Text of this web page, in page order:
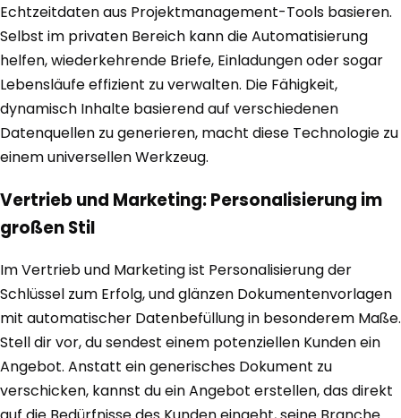
Echtzeitdaten aus Projektmanagement-Tools basieren.
Selbst im privaten Bereich kann die Automatisierung
helfen, wiederkehrende Briefe, Einladungen oder sogar
Lebensläufe effizient zu verwalten. Die Fähigkeit,
dynamisch Inhalte basierend auf verschiedenen
Datenquellen zu generieren, macht diese Technologie zu
einem universellen Werkzeug.
Vertrieb und Marketing: Personalisierung im
großen Stil
Im Vertrieb und Marketing ist Personalisierung der
Schlüssel zum Erfolg, und glänzen Dokumentenvorlagen
mit automatischer Datenbefüllung in besonderem Maße.
Stell dir vor, du sendest einem potenziellen Kunden ein
Angebot. Anstatt ein generisches Dokument zu
verschicken, kannst du ein Angebot erstellen, das direkt